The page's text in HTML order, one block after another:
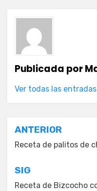
Publicada por
Ver todas las
Navegación
de
entradas
ANTERIOR
Receta de palitos de
SIG
Receta de Bizcocho